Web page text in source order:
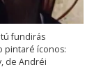
fundirás
pintaré íconos:
de Andréi